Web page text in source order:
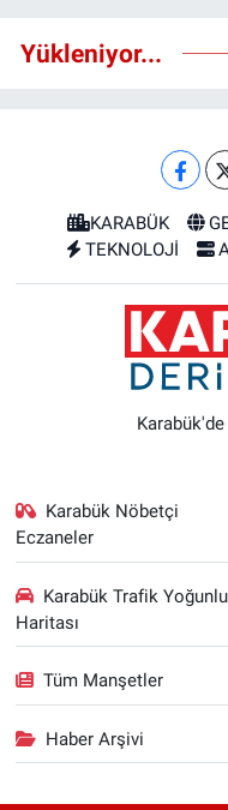
Yükleniyor...
KARABÜK
TEKNOLOJİ
Karabük Nöbetçi
Eczaneler
Karabük Trafik
Haritası
Tüm Manşetler
Haber Arşivi